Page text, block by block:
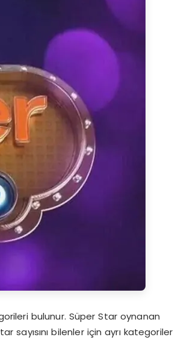
bulunur. Süper Star oynanan
sayısını bilenler için ayrı kategoriler